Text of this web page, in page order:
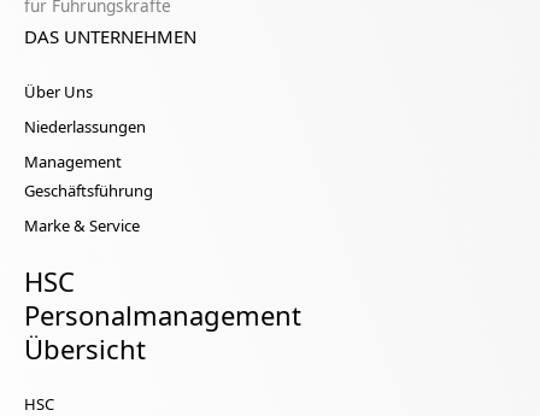
DAS UNTERNEHMEN
Über Uns
Niederlassungen
Management
Geschäftsführung
Marke & Service
HSC
Personalmanagement
Übersicht
HSC